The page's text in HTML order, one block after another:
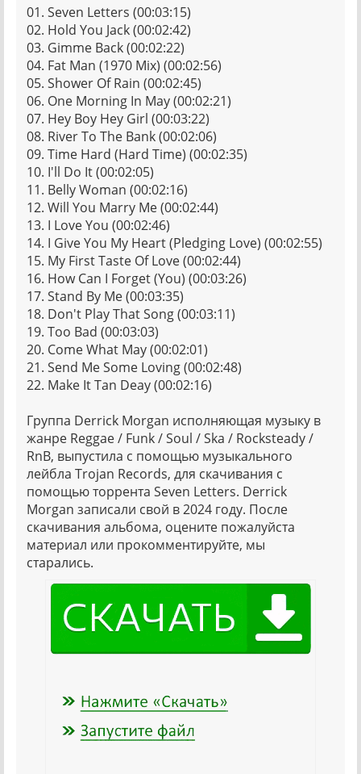
01. Seven Letters (00:03:15)
02. Hold You Jack (00:02:42)
03. Gimme Back (00:02:22)
04. Fat Man (1970 Mix) (00:02:56)
05. Shower Of Rain (00:02:45)
06. One Morning In May (00:02:21)
07. Hey Boy Hey Girl (00:03:22)
08. River To The Bank (00:02:06)
09. Time Hard (Hard Time) (00:02:35)
10. I'll Do It (00:02:05)
11. Belly Woman (00:02:16)
12. Will You Marry Me (00:02:44)
13. I Love You (00:02:46)
14. I Give You My Heart (Pledging Love) (00:02:55)
15. My First Taste Of Love (00:02:44)
16. How Can I Forget (You) (00:03:26)
17. Stand By Me (00:03:35)
18. Don't Play That Song (00:03:11)
19. Too Bad (00:03:03)
20. Come What May (00:02:01)
21. Send Me Some Loving (00:02:48)
22. Make It Tan Deay (00:02:16)
Группа Derrick Morgan исполняющая музыку в
жанре Reggae / Funk / Soul / Ska / Rocksteady /
RnB, выпустила с помощью музыкального
лейбла Trojan Records, для скачивания с
помощью торрента Seven Letters. Derrick
Morgan записали свой в 2024 году. После
скачивания альбома, оцените пожалуйста
материал или прокомментируйте, мы
старались.